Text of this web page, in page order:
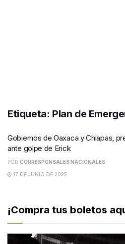
Etiqueta: Plan de
Gobiernos de Oaxaca y Chiapas,
ante golpe de Erick
POR CORRESPONSALES NACIONALES
17 DE JUNIO DE 2025
¡Compra tus boletos